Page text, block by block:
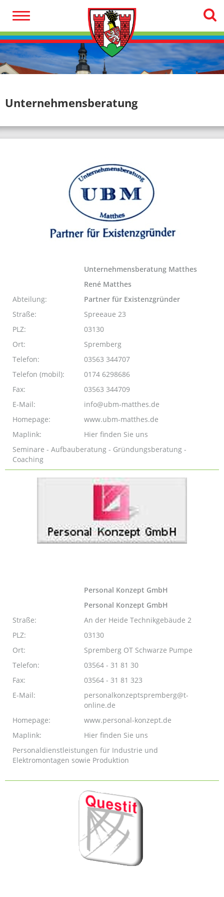
Unternehmensberatung
Unternehmensberatung Matthes
René Matthes
Abteilung:
Partner für Existenzgründer
Straße:
Spreeaue 23
PLZ:
03130
Ort:
Spremberg
Telefon:
03563 344707
Telefon (mobil):
0174 6298686
Fax:
03563 344709
E-Mail:
info@ubm-matthes.de
Homepage:
www.ubm-matthes.de
Maplink:
Hier finden Sie uns
Seminare - Aufbauberatung - Gründungsberatung -
Coaching
Personal Konzept GmbH
Personal Konzept GmbH
Straße:
An der Heide Technikgebäude 2
PLZ:
03130
Ort:
Spremberg OT Schwarze Pumpe
Telefon:
03564 - 31 81 30
Fax:
03564 - 31 81 323
E-Mail:
personalkonzeptspremberg@t-
online.de
Homepage:
www.personal-konzept.de
Maplink:
Hier finden Sie uns
Personaldienstleistungen für Industrie und
Elektromontagen sowie Produktion